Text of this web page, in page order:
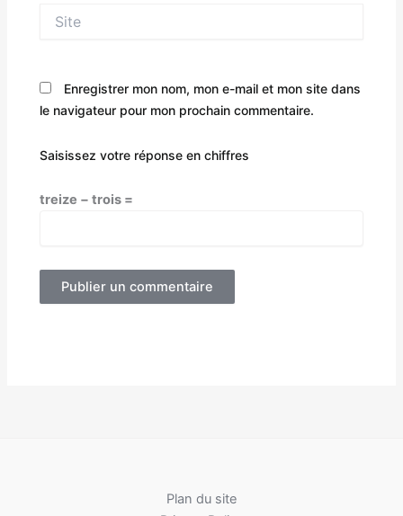
Enregistrer mon nom, mon e-mail et mon site dans
le navigateur pour mon prochain commentaire.
Saisissez votre réponse en chiffres
treize − trois =
Plan du site